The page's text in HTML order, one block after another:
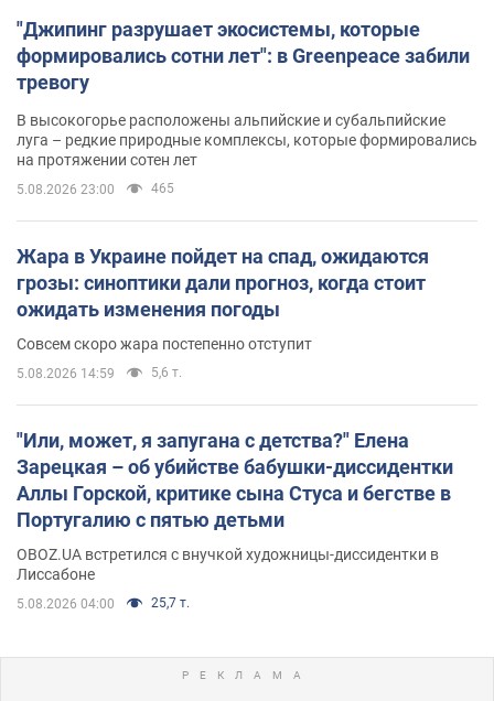
"Джипинг разрушает экосистемы, которые
формировались сотни лет": в Greenpeace забили
тревогу
В высокогорье расположены альпийские и субальпийские
луга – редкие природные комплексы, которые формировались
на протяжении сотен лет
5.08.2026 23:00 465
Жара в Украине пойдет на спад, ожидаются
грозы: синоптики дали прогноз, когда стоит
ожидать изменения погоды
Совсем скоро жара постепенно отступит
5.08.2026 14:59 5,6 т.
"Или, может, я запугана с детства?" Елена
Зарецкая – об убийстве бабушки-диссидентки
Аллы Горской, критике сына Стуса и бегстве в
Португалию с пятью детьми
OBOZ.UA встретился с внучкой художницы-диссидентки в
Лиссабоне
5.08.2026 04:00 25,7 т.